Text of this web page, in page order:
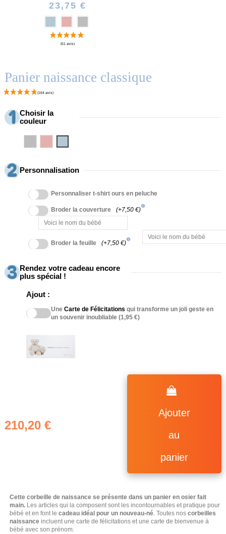
23,75 €
Panier naissance classique
Choisir la
couleur
Personnalisation
Personnaliser t-shirt ours en peluche
Broder la couverture (+7,50 €)
info
Broder la feuille (+7,50 €)
info
Rendez votre cadeau encore
plus spécial !
Ajout :
Une Carte de Félicitations qui transforme un joli geste en
un souvenir inoubliable (1,95 €)
210,20 €
Ajouter
au
panier
Cette corbeille de naissance se présente dans un panier en osier fait
main. Les articles qui la composent sont les incontournables et pratique pour
bébé et en font le cadeau idéal pour un nouveau-né. Toutes nos corbeilles
naissance incluent une carte de félicitations et une carte de bienvenue à
bébé avec son prénom.